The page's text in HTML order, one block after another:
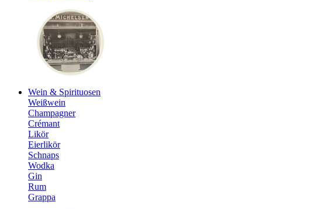
Wein & Spirituosen
Weißwein
Champagner
Crémant
Likör
Eierlikör
Schnaps
Wodka
Gin
Rum
Grappa